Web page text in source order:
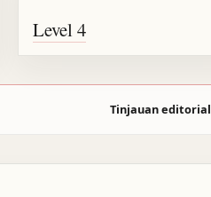
Level 4
Tinjauan editorial